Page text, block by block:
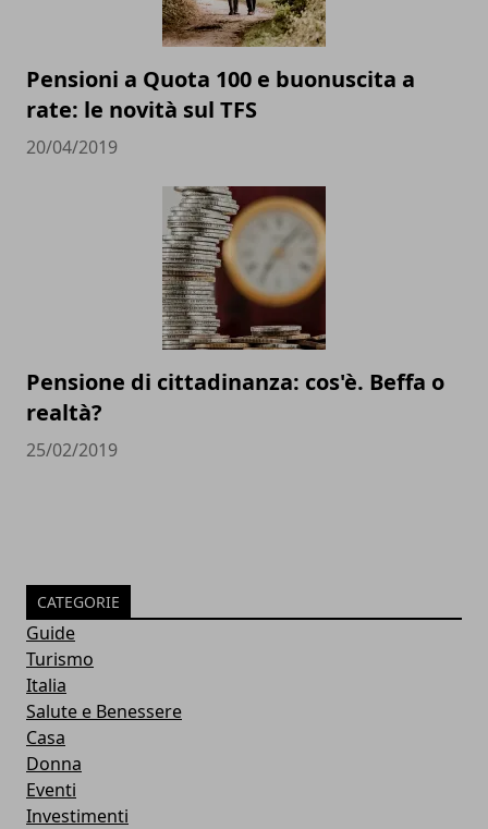
Pensioni a Quota 100 e buonuscita a
rate: le novità sul TFS
20/04/2019
Pensione di cittadinanza: cos'è. Beffa o
realtà?
25/02/2019
CATEGORIE
Guide
Turismo
Italia
Salute e Benessere
Casa
Donna
Eventi
Investimenti